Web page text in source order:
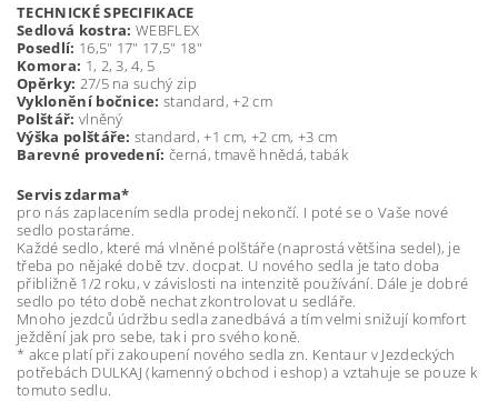
TECHNICKÉ SPECIFIKACE
Sedlová kostra:WEBFLEX
Posedlí: 16,5" 17" 17,5" 18"
Komora: 1, 2, 3, 4, 5
Opěrky: 27/5 na suchý zip
Vyklonění bočnice:standard, +2 cm
Polštář: vlněný
Výška polštáře: standard, +1 cm, +2 cm, +3 cm
Barevné provedení:černá, tmavě hnědá, tabák
Servis zdarma*
pro nás zaplacením sedla prodej nekončí. I poté se o Vaše nové
sedlo postaráme.
Každé sedlo, které má vlněné polštáře (naprostá většina sedel), je
třeba po nějaké době tzv. docpat. U nového sedla je tato doba
přibližně 1/2 roku, v závislosti na intenzitě používání. Dále je dobré
sedlo po této době nechat zkontrolovat u sedláře.
Mnoho jezdců údržbu sedla zanedbává a tím velmi snižují komfort
ježdění jak pro sebe, tak i pro svého koně.
* akce platí při zakoupení nového sedla zn. Kentaur v Jezdeckých
potřebách DULKAJ (kamenný obchod i eshop) a vztahuje se pouze k
tomuto sedlu.